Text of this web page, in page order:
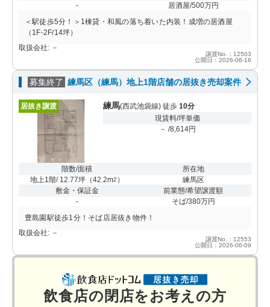
-
居酒屋/500万円
＜駅徒歩5分！＞1棟貸・和風の落ち着いた内装！成増の居酒屋
（1F-2F/14坪）
取扱会社: －
譲渡No.：12503
公開日：2026-06-16
募集終了 練馬区（練馬）地上1階店舗の居抜き売却案件
居抜き譲渡 練馬(西武池袋線) 徒歩 10分
現賃料/坪単価
－ /8,614円
階数/面積
地上1階/ 12.77坪（42.2m2 ）
所在地
練馬区
敷金・保証金
-
前業態/希望譲渡額
そば/380万円
豊島園駅徒歩1分！そば店居抜き物件！
取扱会社: －
譲渡No.：12553
公開日：2026-06-09
飲食店の閉店をお考えの方